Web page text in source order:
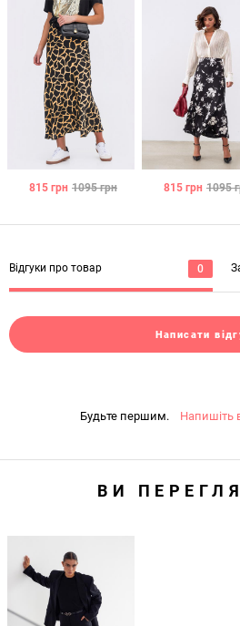
815 грн 1095 грн 815 грн 1095
Відгуки про товар 0
Написати
Будьте першим. Напишіть
ВИ